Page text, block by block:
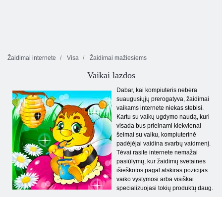
Žaidimai internete Visa Žaidimai mažiesiems
Vaikai lazdos
Dabar, kai kompiuteris nebėra
suaugusiųjų prerogatyva, žaidimai
vaikams internete niekas stebisi.
Kartu su vaikų ugdymo naudą, kuri
visada bus prieinami kiekvienai
šeimai su vaiku, kompiuterinė
padėjėjai vaidina svarbų vaidmenį.
Tėvai rasite internete nemažai
pasiūlymų, kur žaidimų svetaines
išieškotos pagal atskiras pozicijas
vaiko vystymosi arba visiškai
specializuojasi tokių produktų daug.